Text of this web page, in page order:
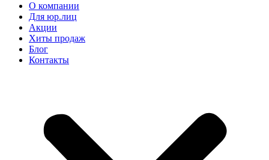
О компании
Для юр.лиц
Акции
Хиты продаж
Блог
Контакты